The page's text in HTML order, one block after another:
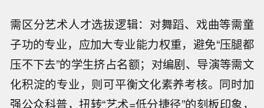
需区分艺术人才选拔逻辑：对舞蹈、戏曲等需童
子功的专业，应加大专业能力权重，避免“压腿都
压不下去”的学生挤占名额；对编剧、导演等需文
化积淀的专业，则可平衡文化素养考核。同时加
强公众科普，扭转“艺术=低分捷径”的刻板印象，